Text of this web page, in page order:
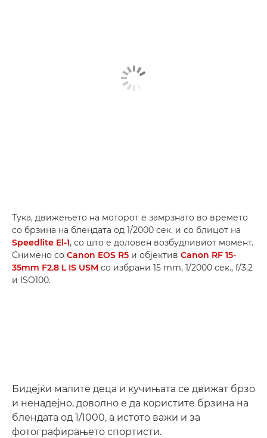
Тука, движењето на моторот е замрзнато во времето
со брзина на блендата од 1/2000 сек. и со блицот на
Speedlite El-1, со што е доловен возбудливиот момент.
Снимено со Canon EOS R5 и објектив Canon RF 15-
35mm F2.8 L IS USM со избрани 15 mm, 1/2000 сек., f/3,2
и ISO100.
Бидејќи малите деца и кучињата се движат брзо
и ненадејно, доволно е да користите брзина на
блендата од 1/1000, а истото важи и за
фотографирањето спортисти.